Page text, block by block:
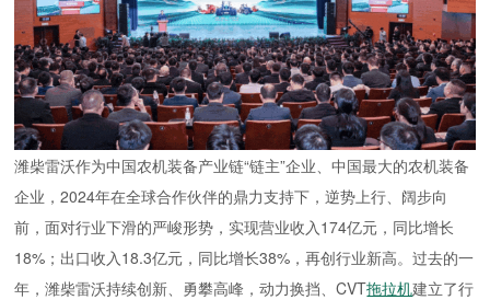
潍柴雷沃作为中国农机装备产业链“链主”企业、中国最大的农机装备
企业，2024年在全球合作伙伴的鼎力支持下，逆势上行、阔步向
前，面对行业下滑的严峻形势，实现营业收入174亿元，同比增长
18%；出口收入18.3亿元，同比增长38%，再创行业新高。过去的一
年，潍柴雷沃持续创新、勇攀高峰，动力换挡、CVT拖拉机建立了行